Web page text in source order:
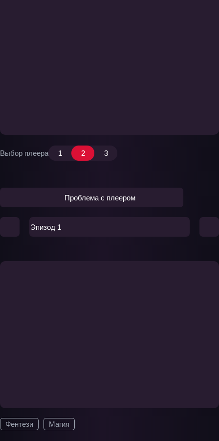
Фентези Магия
Выбор плеера 1 2 3
Проблема с плеером
Эпизод 1